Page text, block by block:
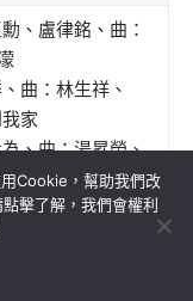
、盧律銘、曲：
曲：林生祥、
家
、曲：湯昇榮、
緯｜那張照片裡
、曲：李方睿、
女子合唱團
Cookie，幫助我們改
擊了解，我們會權利